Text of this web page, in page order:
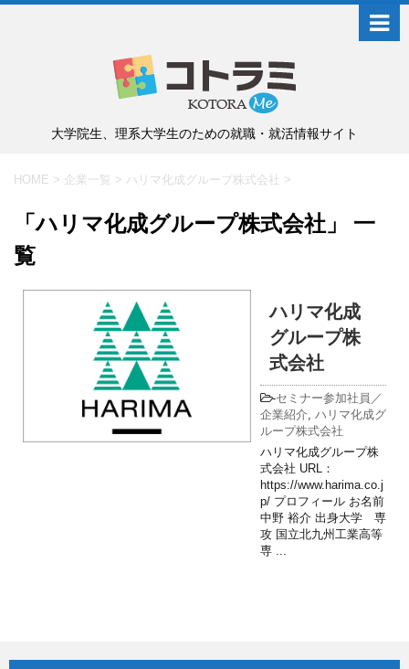
大学院生、理系大学生のための就職・就活情報サイト
HOME > 企業一覧 > ハリマ化成グループ株式会社 >
「ハリマ化成グループ株式会社」 一
覧
ハリマ化成
グループ株
式会社
-セミナー参加社員／
企業紹介, ハリマ化成グ
ループ株式会社
ハリマ化成グループ株
式会社 URL：
https://www.harima.co.j
p/ プロフィール お名前
中野 裕介 出身大学 専
攻 国立北九州工業高等
専 ...